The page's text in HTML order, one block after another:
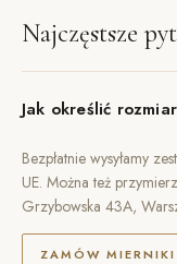
Najczęstsze
Jak określić
Bezpłatnie wysyłamy
UE. Można też
Grzybowska 43A,
ZAMÓW